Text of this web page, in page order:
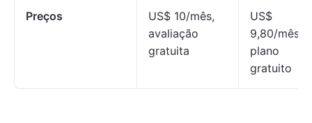
Preços
US$ 10/mês,
avaliação
gratuita
US$
9,80/mês,
plano
gratuito